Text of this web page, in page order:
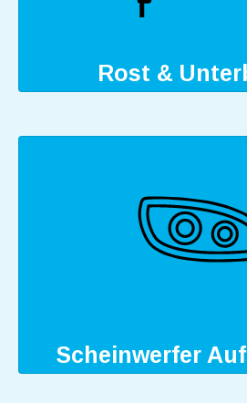
Rost &
Scheinwerfer